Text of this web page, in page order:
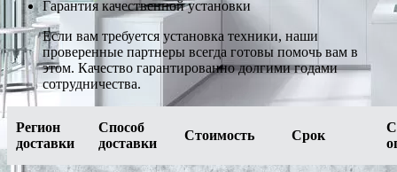
Гарантия качественной установки
Если вам требуется установка техники, наши
проверенные партнеры всегда готовы помочь вам в
этом. Качество гарантированно долгими годами
сотрудничества.
Регион
доставки
Способ
доставки
Стоимость Срок